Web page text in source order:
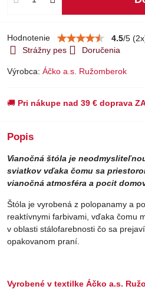
Hodnotenie 4.5/5 (2
Strážny pes
Doručenia
Výrobca: Áčko a.s. Ružomberok
🚚 Pri nákupe nad 39 € doprava
Popis
Vianočná štóla je
sviatkov vďaka čomu sa
vianočná atmosféra a pocit
Štóla je vyrobená z polopanamy a
reaktívnymi farbivami, vďaka čomu
v oblasti stálofarebnosti čo sa
opakovanom praní.
Vyrobené v textilke Áčko a.s.